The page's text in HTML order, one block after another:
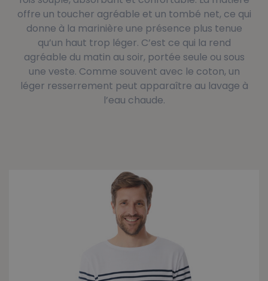
offre un toucher agréable et un tombé net, ce qui
donne à la marinière une présence plus tenue
qu’un haut trop léger. C’est ce qui la rend
agréable du matin au soir, portée seule ou sous
une veste. Comme souvent avec le coton, un
léger resserrement peut apparaître au lavage à
l’eau chaude.